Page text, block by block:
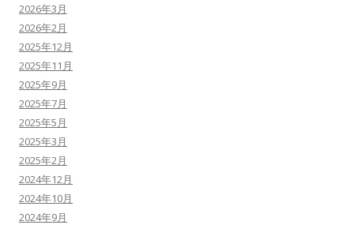
2026年3月
2026年2月
2025年12月
2025年11月
2025年9月
2025年7月
2025年5月
2025年3月
2025年2月
2024年12月
2024年10月
2024年9月